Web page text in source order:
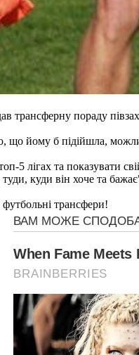
трансферну пораду
що йому б підійшла,
5 лігах та показувати
куди він хоче та
трансфери!